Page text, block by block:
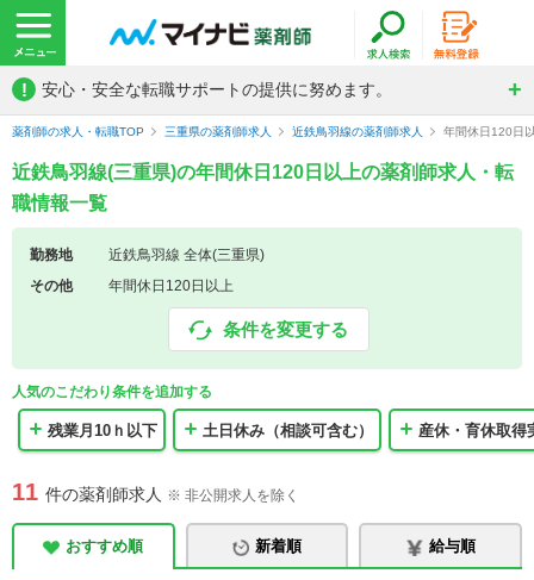
! 安心・安全な転職サポートの提供に努めます。
薬剤師の求人・転職TOP 三重県の薬剤師求人 近鉄鳥羽線の薬剤師求人 年間休日120日
近鉄鳥羽線(三重県)の年間休日120日以上の薬剤師求人・転
職情報一覧
勤務地
近鉄鳥羽線 全体(三重県)
その他
年間休日120日以上
条件を変更する
人気のこだわり条件を追加する
残業月10ｈ以下 土日休み（相談可含む） 産休・育休取得
11 件の薬剤師求人 ※ 非公開求人を除く
おすすめ順 新着順 給与順